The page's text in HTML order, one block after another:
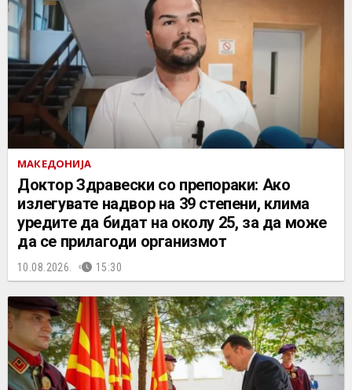
МАКЕДОНИЈА
Доктор Здравески со препораки: Ако
излегувате надвор на 39 степени, клима
уредите да бидат на околу 25, за да може
да се прилагоди организмот
10.08.2026. 15:30